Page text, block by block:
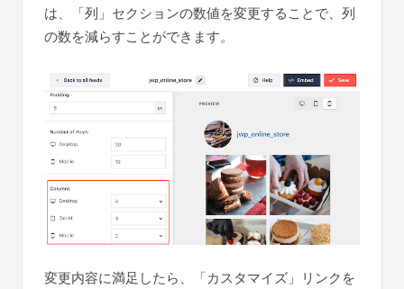
は、「列」セクションの数値を変更することで、列
の数を減らすことができます。
変更内容に満足したら、「カスタマイズ」リンクを